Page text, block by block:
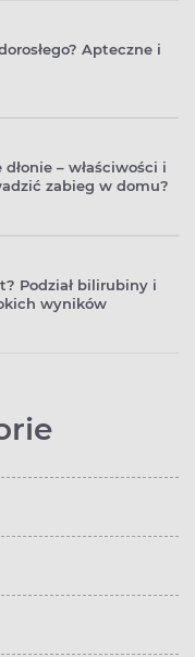
Apteczne i
– właściwości i
zabieg w domu?
Podział bilirubiny i
wyników